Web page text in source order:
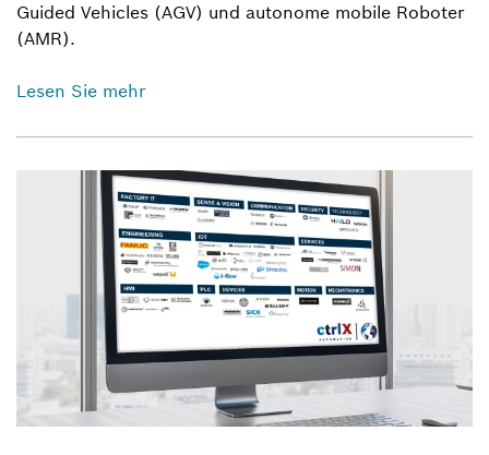
Guided Vehicles (AGV) und autonome mobile Roboter
(AMR).
Lesen Sie mehr